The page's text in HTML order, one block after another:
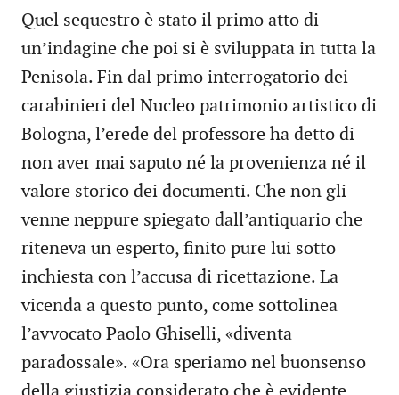
Quel sequestro è stato il primo atto di
un’indagine che poi si è sviluppata in tutta la
Penisola. Fin dal primo interrogatorio dei
carabinieri del Nucleo patrimonio artistico di
Bologna, l’erede del professore ha detto di
non aver mai saputo né la provenienza né il
valore storico dei documenti. Che non gli
venne neppure spiegato dall’antiquario che
riteneva un esperto, finito pure lui sotto
inchiesta con l’accusa di ricettazione. La
vicenda a questo punto, come sottolinea
l’avvocato Paolo Ghiselli, «diventa
paradossale». «Ora speriamo nel buonsenso